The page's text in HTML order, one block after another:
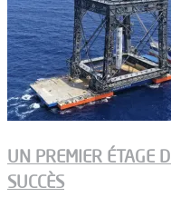
UN PREMIER ÉTAGE
SUCCÈS